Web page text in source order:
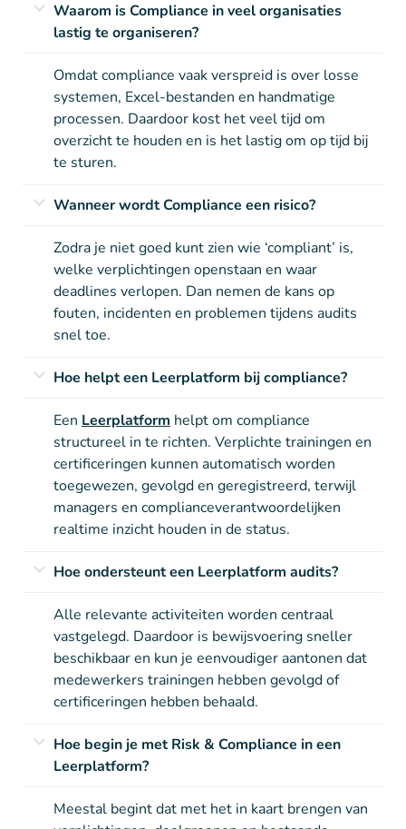
Waarom is Compliance in veel organisaties
lastig te organiseren?
Omdat compliance vaak verspreid is over losse
systemen, Excel-bestanden en handmatige
processen. Daardoor kost het veel tijd om
overzicht te houden en is het lastig om op tijd bij
te sturen.
Wanneer wordt Compliance een risico?
Zodra je niet goed kunt zien wie ‘compliant’ is,
welke verplichtingen openstaan en waar
deadlines verlopen. Dan nemen de kans op
fouten, incidenten en problemen tijdens audits
snel toe.
Hoe helpt een Leerplatform bij compliance?
Een Leerplatform helpt om compliance
structureel in te richten. Verplichte trainingen en
certificeringen kunnen automatisch worden
toegewezen, gevolgd en geregistreerd, terwijl
managers en complianceverantwoordelijken
realtime inzicht houden in de status.
Hoe ondersteunt een Leerplatform audits?
Alle relevante activiteiten worden centraal
vastgelegd. Daardoor is bewijsvoering sneller
beschikbaar en kun je eenvoudiger aantonen dat
medewerkers trainingen hebben gevolgd of
certificeringen hebben behaald.
Hoe begin je met Risk & Compliance in een
Leerplatform?
Meestal begint dat met het in kaart brengen van